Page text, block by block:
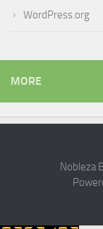
WordPress.org
MORE
Nobleza